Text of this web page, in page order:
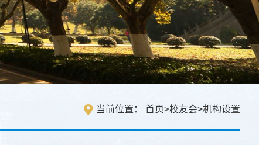
当前位置： 首页>校友会>机构设置